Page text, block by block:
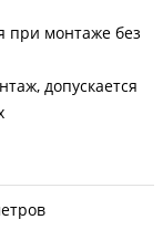
при монтаже без
допускается